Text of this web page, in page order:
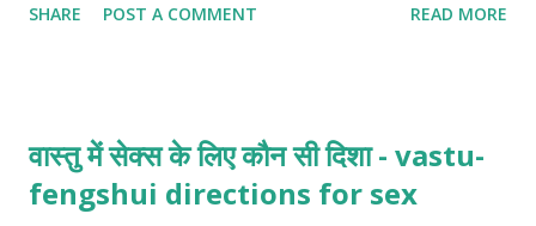
SHARE POST A COMMENT READ MORE
वास्तु में सेक्स के लिए कौन सी दिशा - vastu-
fengshui directions for sex